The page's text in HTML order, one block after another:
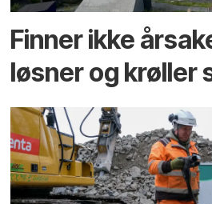
Finner ikke
løsner og krøller